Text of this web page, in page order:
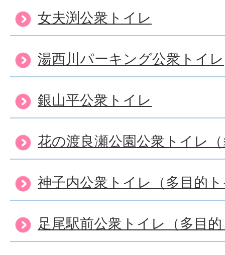
女夫渕公衆トイレ
湯西川パーキング公衆トイレ
銀山平公衆トイレ
花の渡良瀬公園公衆トイレ
神子内公衆トイレ（多目的
足尾駅前公衆トイレ（多目